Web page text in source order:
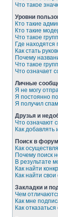
Что такое
Уровни
Кто такие
Кто такие
Что такое
Где находятся
Как стать
Почему
Что такое
Что означает
Личные
Я не могу
Я постоянно
Я получил
Друзья и
Что означают
Как добавлять
Поиск в
Как
Почему поиск
В результате
Как найти
Как найти
Закладки и
Чем
Как мне
Как